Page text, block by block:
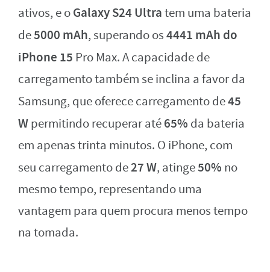
ativos, e oGalaxy S24 Ultratem uma bateria
de5000 mAh, superando os4441 mAh do
iPhone 15 Pro Max. A capacidade de
carregamento também se inclina a favor da
Samsung, que oferece carregamento de45
Wpermitindo recuperar até65% da bateria
em apenas trinta minutos. O iPhone, com
seu carregamento de27 W, atinge50% no
mesmo tempo, representando uma
vantagem para quem procura menos tempo
na tomada.